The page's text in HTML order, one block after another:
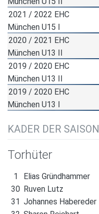
2021 / 2022 EHC
München U15 I
2020 / 2021 EHC
München U13 II
2019 / 2020 EHC
München U13 II
2019 / 2020 EHC
München U13 I
KADER DER SAISON
Torhüter
1
Elias Gründhammer
30 Ruven Lutz
31 Johannes Habereder